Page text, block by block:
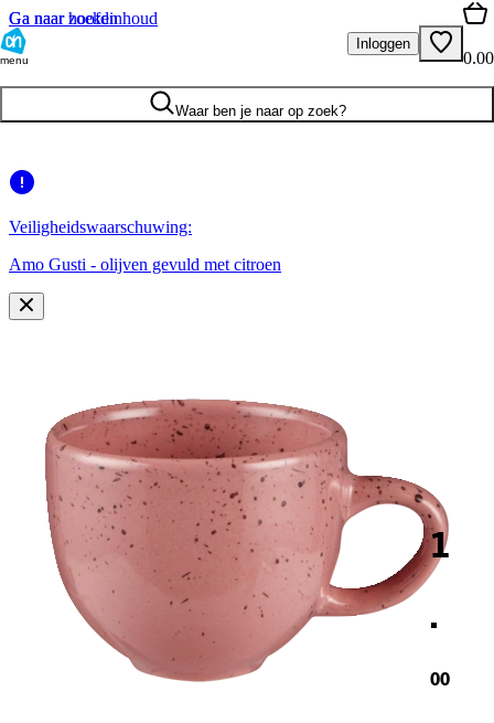
Ga naar hoofdinhoud
Ga naar zoeken
menu
Inloggen
0.00
Waar ben je naar op zoek?
Veiligheidswaarschuwing:
Amo Gusti - olijven gevuld met citroen
1
.
00